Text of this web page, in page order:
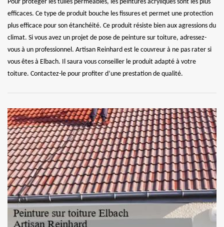
Pour protéger les tuiles perméables, les peintures acryliques sont les plus
efficaces. Ce type de produit bouche les fissures et permet une protection
plus efficace pour son étanchéité. Ce produit résiste bien aux agressions du
climat. Si vous avez un projet de pose de peinture sur toiture, adressez-
vous à un professionnel. Artisan Reinhard est le couvreur à ne pas rater si
vous êtes à Elbach. Il saura vous conseiller le produit adapté à votre
toiture. Contactez-le pour profiter d’une prestation de qualité.